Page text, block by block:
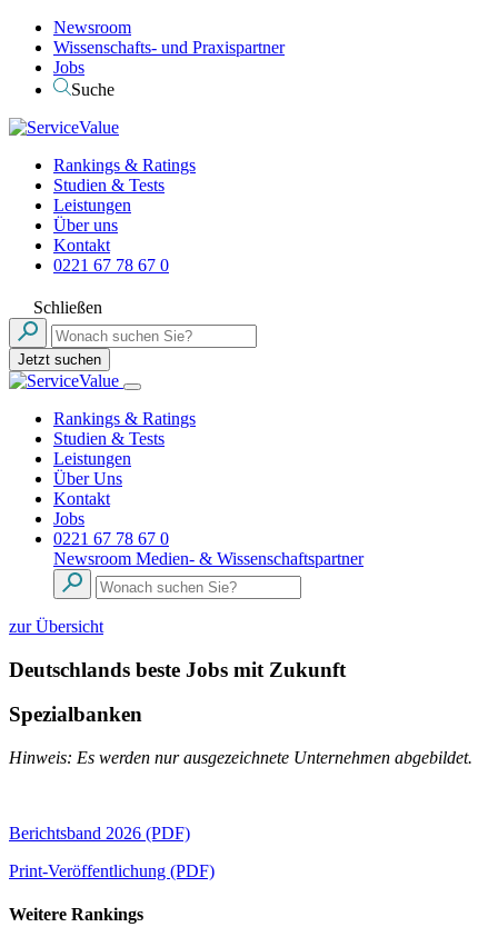
Newsroom
Wissenschafts- und Praxispartner
Jobs
Suche
Rankings & Ratings
Studien & Tests
Leistungen
Über uns
Kontakt
0221 67 78 67 0
Schließen
Jetzt suchen
Rankings & Ratings
Studien & Tests
Leistungen
Über Uns
Kontakt
Jobs
0221 67 78 67 0
Newsroom Medien- & Wissenschaftspartner
zur Übersicht
Deutschlands beste Jobs mit Zukunft
Spezialbanken
Hinweis: Es werden nur ausgezeichnete Unternehmen abgebildet.
Berichtsband 2026 (PDF)
Print-Veröffentlichung (PDF)
Weitere Rankings